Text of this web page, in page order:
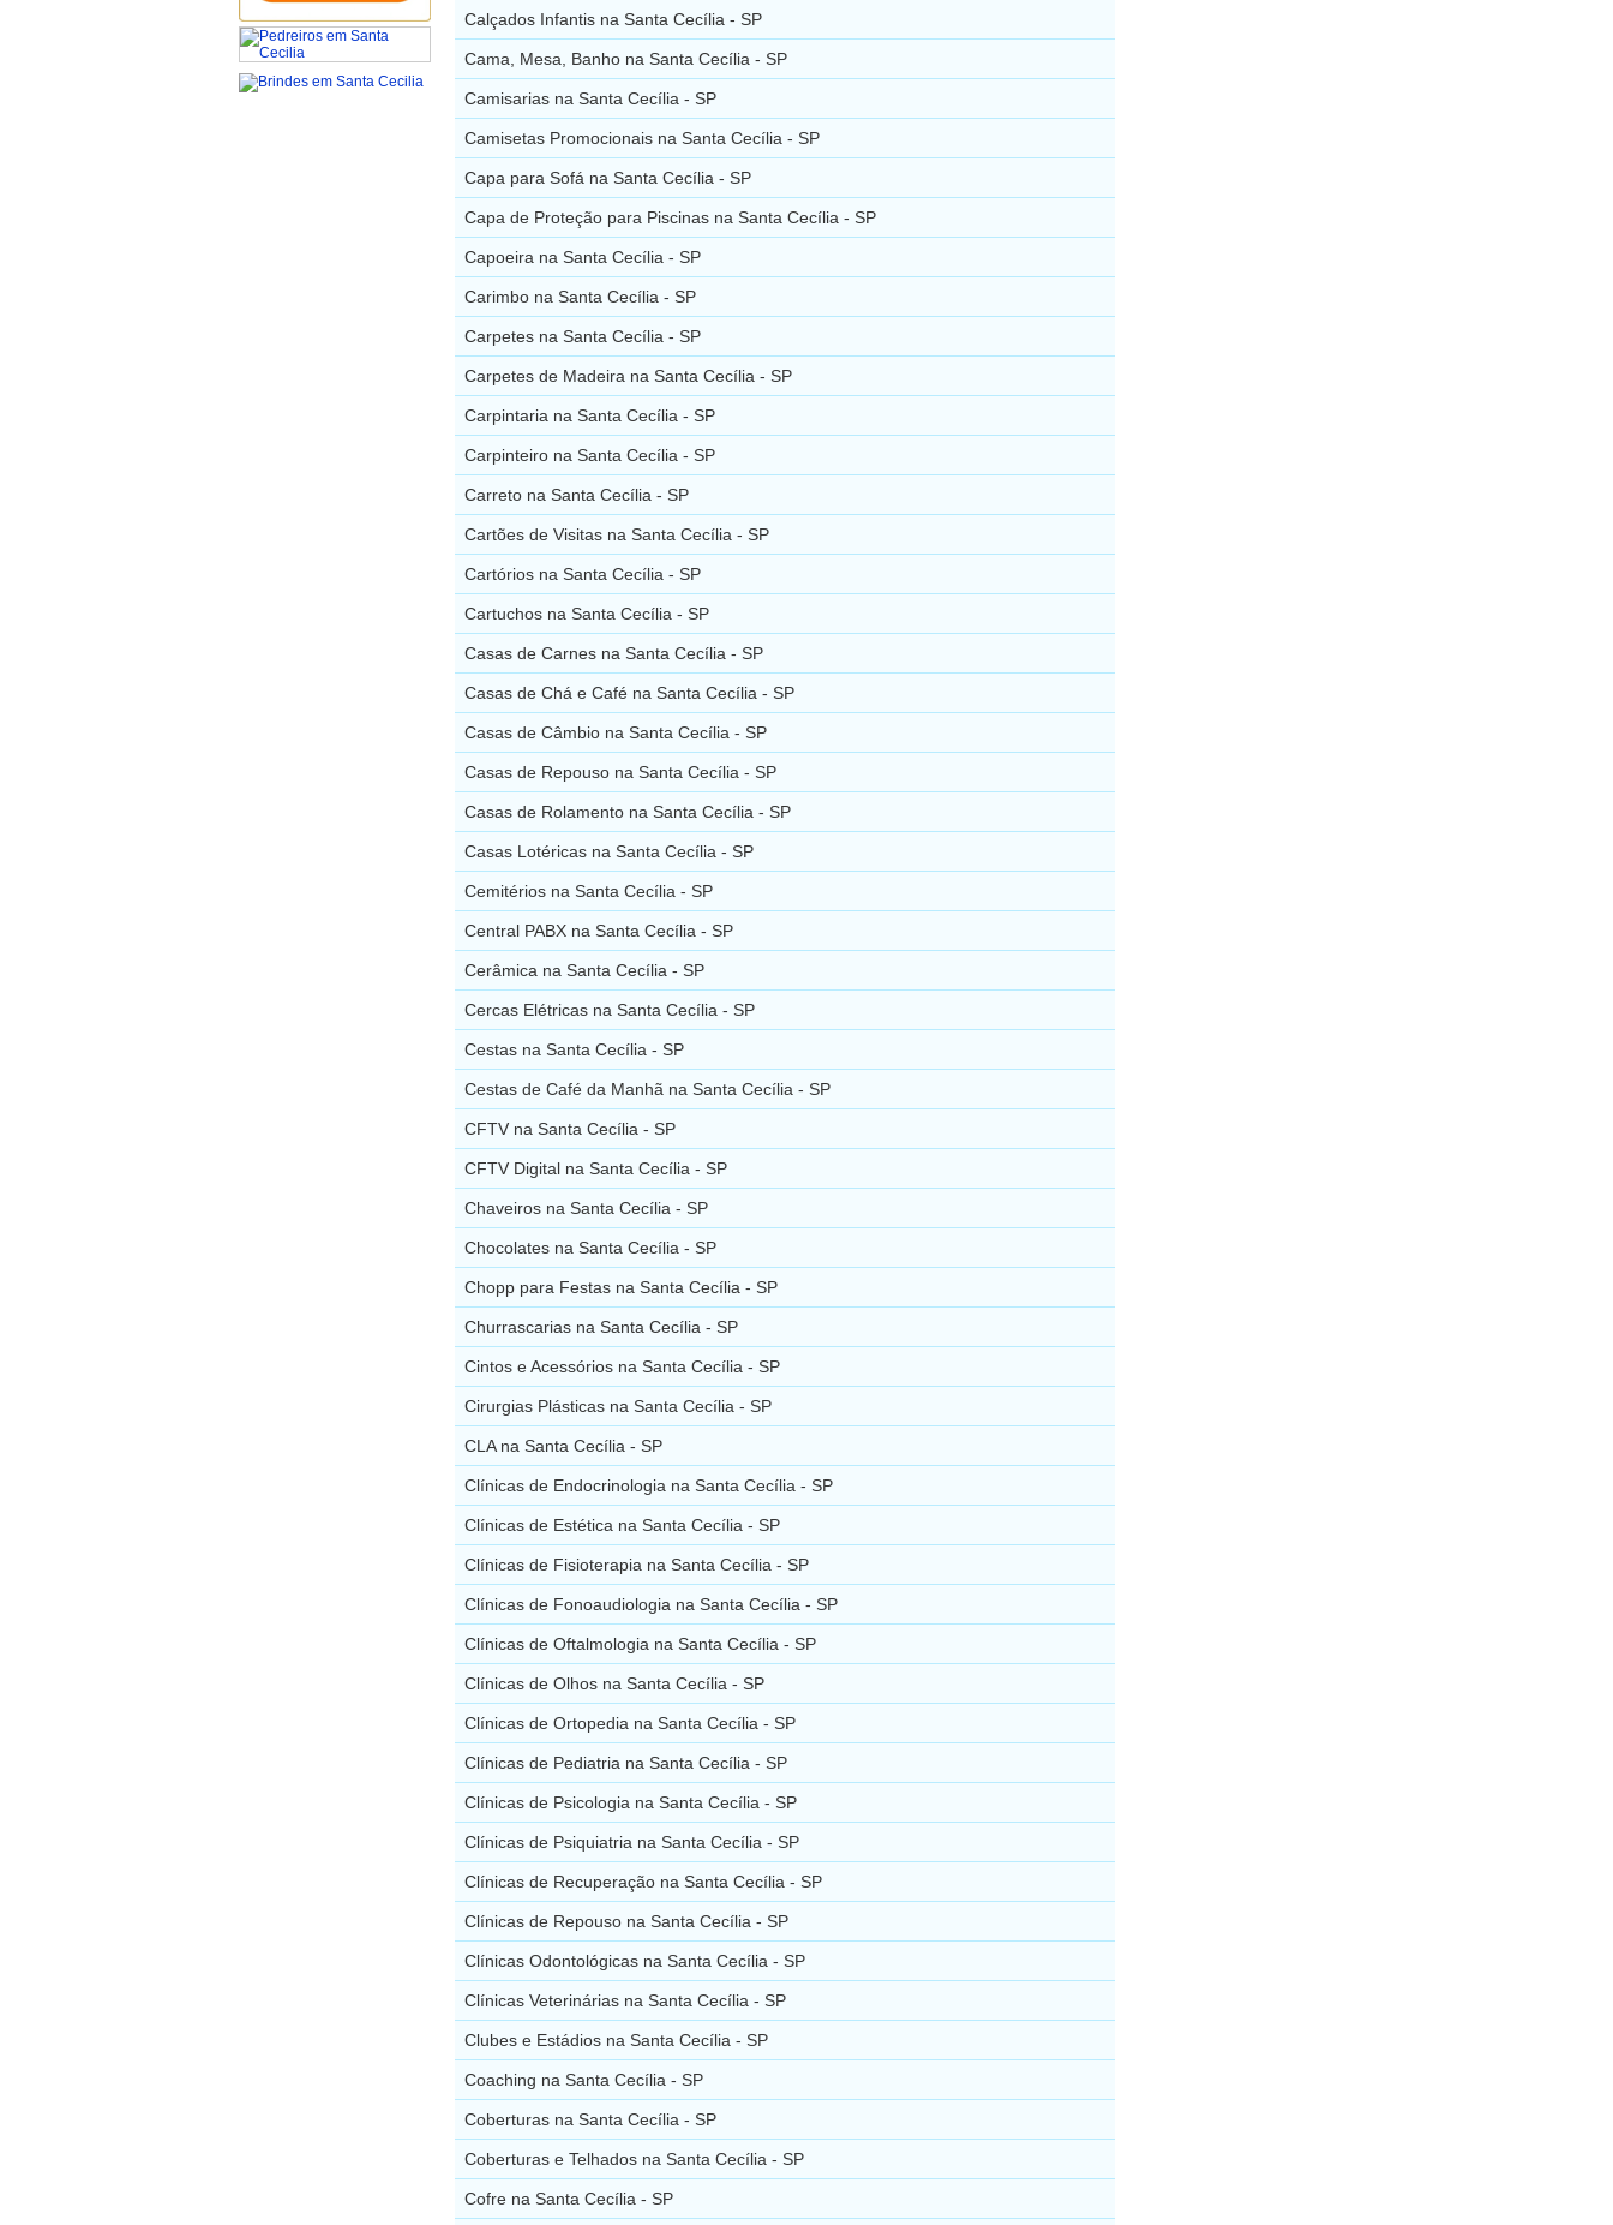
Calçados Infantis na Santa Cecília - SP
Cama, Mesa, Banho na Santa Cecília - SP
Camisarias na Santa Cecília - SP
Camisetas Promocionais na Santa Cecília - SP
Capa para Sofá na Santa Cecília - SP
Capa de Proteção para Piscinas na Santa Cecília - SP
Capoeira na Santa Cecília - SP
Carimbo na Santa Cecília - SP
Carpetes na Santa Cecília - SP
Carpetes de Madeira na Santa Cecília - SP
Carpintaria na Santa Cecília - SP
Carpinteiro na Santa Cecília - SP
Carreto na Santa Cecília - SP
Cartões de Visitas na Santa Cecília - SP
Cartórios na Santa Cecília - SP
Cartuchos na Santa Cecília - SP
Casas de Carnes na Santa Cecília - SP
Casas de Chá e Café na Santa Cecília - SP
Casas de Câmbio na Santa Cecília - SP
Casas de Repouso na Santa Cecília - SP
Casas de Rolamento na Santa Cecília - SP
Casas Lotéricas na Santa Cecília - SP
Cemitérios na Santa Cecília - SP
Central PABX na Santa Cecília - SP
Cerâmica na Santa Cecília - SP
Cercas Elétricas na Santa Cecília - SP
Cestas na Santa Cecília - SP
Cestas de Café da Manhã na Santa Cecília - SP
CFTV na Santa Cecília - SP
CFTV Digital na Santa Cecília - SP
Chaveiros na Santa Cecília - SP
Chocolates na Santa Cecília - SP
Chopp para Festas na Santa Cecília - SP
Churrascarias na Santa Cecília - SP
Cintos e Acessórios na Santa Cecília - SP
Cirurgias Plásticas na Santa Cecília - SP
CLA na Santa Cecília - SP
Clínicas de Endocrinologia na Santa Cecília - SP
Clínicas de Estética na Santa Cecília - SP
Clínicas de Fisioterapia na Santa Cecília - SP
Clínicas de Fonoaudiologia na Santa Cecília - SP
Clínicas de Oftalmologia na Santa Cecília - SP
Clínicas de Olhos na Santa Cecília - SP
Clínicas de Ortopedia na Santa Cecília - SP
Clínicas de Pediatria na Santa Cecília - SP
Clínicas de Psicologia na Santa Cecília - SP
Clínicas de Psiquiatria na Santa Cecília - SP
Clínicas de Recuperação na Santa Cecília - SP
Clínicas de Repouso na Santa Cecília - SP
Clínicas Odontológicas na Santa Cecília - SP
Clínicas Veterinárias na Santa Cecília - SP
Clubes e Estádios na Santa Cecília - SP
Coaching na Santa Cecília - SP
Coberturas na Santa Cecília - SP
Coberturas e Telhados na Santa Cecília - SP
Cofre na Santa Cecília - SP